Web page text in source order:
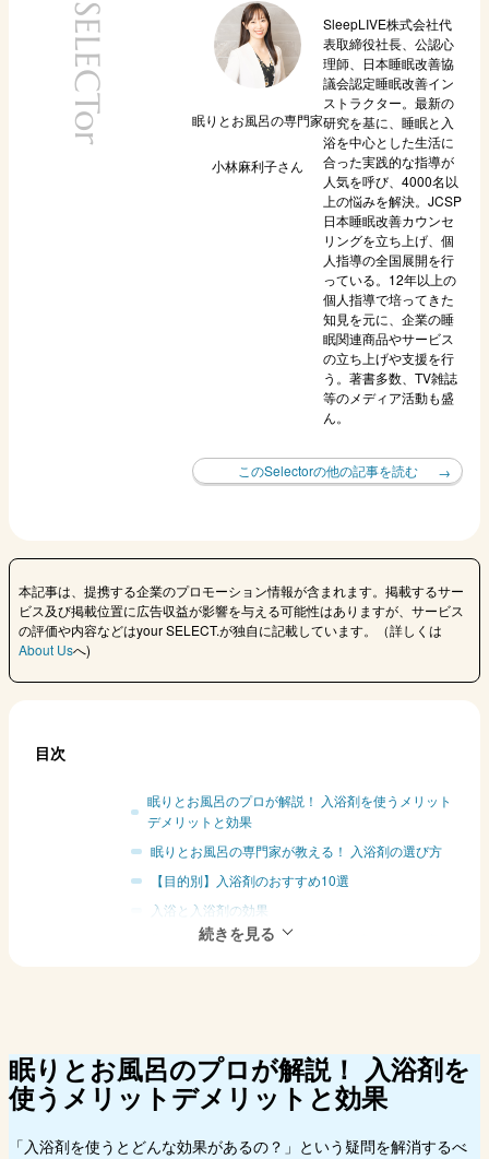
SELECTor 眠りとお風呂の専門家
小林麻利子さん
SleepLIVE株式会社代
表取締役社長、公認心
理師、日本睡眠改善協
議会認定睡眠改善イン
ストラクター。最新の
研究を基に、睡眠と入
浴を中心とした生活に
合った実践的な指導が
人気を呼び、4000名以
上の悩みを解決。JCSP
日本睡眠改善カウンセ
リングを立ち上げ、個
人指導の全国展開を行
っている。12年以上の
個人指導で培ってきた
知見を元に、企業の睡
眠関連商品やサービス
の立ち上げや支援を行
う。著書多数、TV雑誌
等のメディア活動も盛
ん。
このSelectorの他の記事を読む
本記事は、提携する企業のプロモーション情報が含まれます。掲載するサー
ビス及び掲載位置に広告収益が影響を与える可能性はありますが、サービス
の評価や内容などはyour SELECT.が独自に記載しています。（詳しくは
About Usへ)
目次
眠りとお風呂のプロが解説！ 入浴剤を使うメリット
デメリットと効果
眠りとお風呂の専門家が教える！ 入浴剤の選び方
【目的別】入浴剤のおすすめ10選
入浴と入浴剤の効果
眠りとお風呂の専門家が伝授！ 入浴剤の効果を高め
まとめ
眠りとお風呂のプロが解説！ 入浴剤を
使うメリットデメリットと効果
「入浴剤を使うとどんな効果があるの？」という疑問を解消するべ